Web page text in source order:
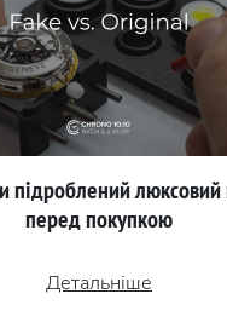
підроблений
перед покупкою
Детальніше